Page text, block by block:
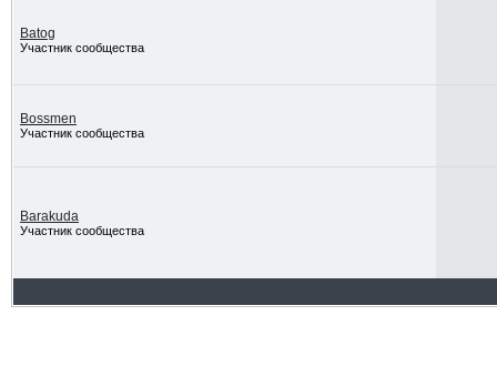
Batog
Участник сообщества
Bossmen
Участник сообщества
Barakuda
Участник сообщества